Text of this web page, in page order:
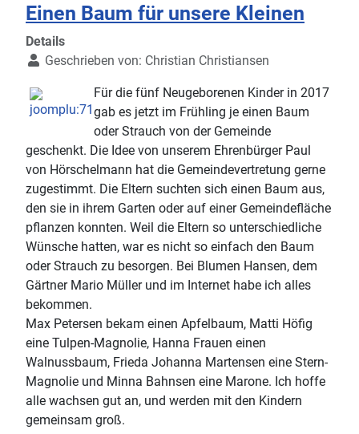
Einen Baum für unsere Kleinen
Details
Geschrieben von: Christian Christiansen
Für die fünf Neugeborenen Kinder in 2017
gab es jetzt im Frühling je einen Baum
oder Strauch von der Gemeinde
geschenkt. Die Idee von unserem Ehrenbürger Paul
von Hörschelmann hat die Gemeindevertretung gerne
zugestimmt. Die Eltern suchten sich einen Baum aus,
den sie in ihrem Garten oder auf einer Gemeindefläche
pflanzen konnten. Weil die Eltern so unterschiedliche
Wünsche hatten, war es nicht so einfach den Baum
oder Strauch zu besorgen. Bei Blumen Hansen, dem
Gärtner Mario Müller und im Internet habe ich alles
bekommen.
Max Petersen bekam einen Apfelbaum, Matti Höfig
eine Tulpen-Magnolie, Hanna Frauen einen
Walnussbaum, Frieda Johanna Martensen eine Stern-
Magnolie und Minna Bahnsen eine Marone. Ich hoffe
alle wachsen gut an, und werden mit den Kindern
gemeinsam groß.